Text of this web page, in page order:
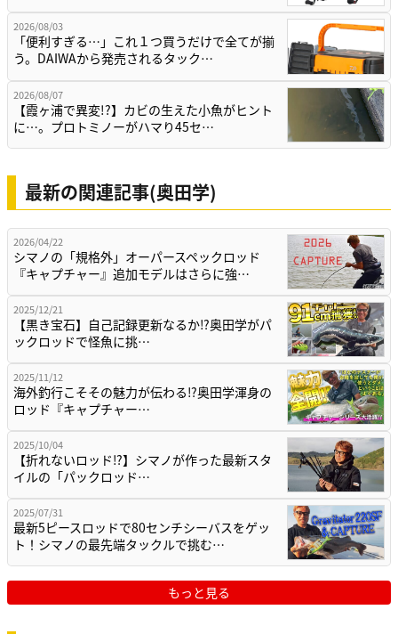
2026/08/03
「便利すぎる…」これ１つ買うだけで全てが揃
う。DAIWAから発売されるタック…
2026/08/07
【霞ヶ浦で異変!?】カビの生えた小魚がヒント
に…。プロトミノーがハマり45セ…
最新の関連記事(奥田学)
2026/04/22
シマノの「規格外」オーパースペックロッド
『キャプチャー』追加モデルはさらに強…
2025/12/21
【黒き宝石】自己記録更新なるか⁉奥田学がパ
ックロッドで怪魚に挑…
2025/11/12
海外釣行こそその魅力が伝わる⁉奥田学渾身の
ロッド『キャプチャー…
2025/10/04
【折れないロッド⁉】シマノが作った最新スタ
イルの「パックロッド…
2025/07/31
最新5ピースロッドで80センチシーバスをゲッ
ト！シマノの最先端タックルで挑む…
もっと見る